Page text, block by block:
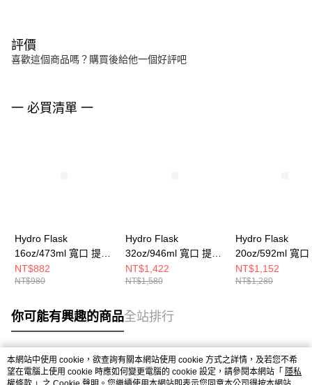
評價
喜歡這個商品嗎？購買後給他一個好評吧
一 必買清單 一
Hydro Flask
16oz/473ml 寬口 提環
保溫瓶 櫻花粉
NT$882
NT$980
Hydro Flask
32oz/946ml 寬口 提環
保溫瓶 櫻花粉
NT$1,422
NT$1,580
Hydro Flask
20oz/592ml 寬口
保溫瓶 櫻花粉
NT$1,152
NT$1,280
你可能有興趣的商品全站排行
熱門標籤
本網站中使用 cookie，欲查詢有關本網站使用 cookie 方式之詳情，及若您不希
望在電腦上使用 cookie 時應如何變更電腦的 cookie 設定，請參閱本網站「 隱私